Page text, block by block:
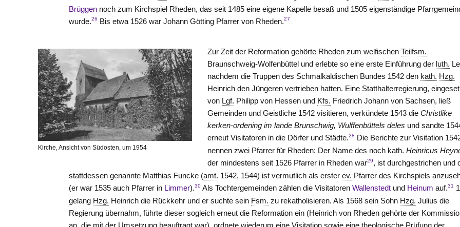
Brüggen noch zum Kirchspiel Rheden, das seit 1485 eine eigene Kapelle besaß und 1505 eigenständige
wurde.26 Bis etwa 1526 war Johann Götting Pfarrervon Rheden.27
Kirche, Ansicht von Südosten, um 1954
Zur Zeit der Reformation gehörte Rheden zum welfischenTeilfsm.
Braunschweig-Wolfenbüttel und erlebte so eine erste Einführung der luth.
nachdem die Truppen des Schmalkaldischen Bundes 1542 den kath. Hzg.
Heinrich den Jüngeren vertrieben hatten. Eine Statthalterregierung,
von Lgf. Philipp von Hessen und Kfs. Friedrich Johann von Sachsen, ließ
Gemeinden und Geistliche 1542 visitieren, verkündete 1543 dieChristlike
kerken-ordening im lande Brunschwig, Wulffenbüttels deles und sandte
erneut Visitatoren in die Dörfer und Städte.28 Die Berichte zur Visitation
nennen zwei Pfarrer für Rheden: Der Name des noch kath. Heinricus
der mindestens seit 1526 Pfarrer in Rheden war29, ist durchgestrichen und
stattdessen genannte Matthias Funcke (amt. 1542, 1544) ist vermutlich als ersterev. Pfarrer des Kirchspiels
(er war 1535 auch Pfarrer in Limmer).30 Als Tochtergemeinden zählen die VisitatorenWallenstedt und Heinum auf.31
gelang Hzg. Heinrich die Rückkehr und er suchte sein Fsm. zu rekatholisieren. Als 1568 sein Sohn Hzg. Julius die
Regierung übernahm, führte dieser sogleich erneut die Reformation ein (Heinrichvon Rheden gehörte der